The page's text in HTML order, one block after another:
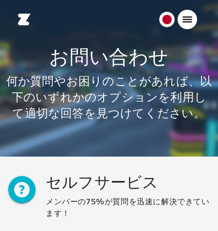
日
日
お問い合わせ
何か質問やお困りのことがあれば、以
下のいずれかのオプションを利用し
て適切な回答を見つけてください。
セルフサービス
メンバーの75%が質問を迅速に解決できてい
ます！